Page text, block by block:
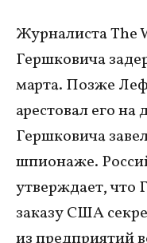
Журналиста The
Гершковича
марта. Позже
арестовал его
Гершковича
шпионаже.
утверждает, что
заказу США